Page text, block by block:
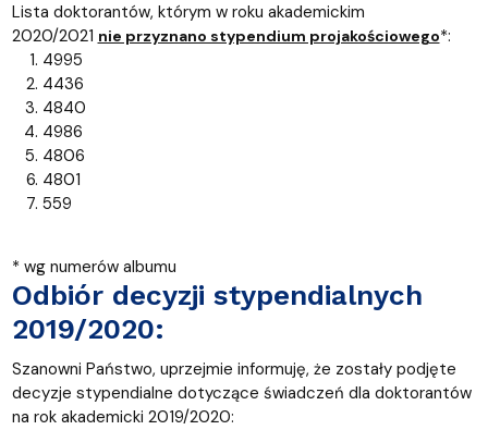
Lista doktorantów, którym w roku akademickim
2020/2021 nie przyznano stypendium projakościowego*:
4995
4436
4840
4986
4806
4801
559
* wg numerów albumu
Odbiór decyzji stypendialnych
2019/2020:
Szanowni Państwo, uprzejmie informuję, że zostały podjęte
decyzje stypendialne dotyczące świadczeń dla doktorantów
na rok akademicki 2019/2020: